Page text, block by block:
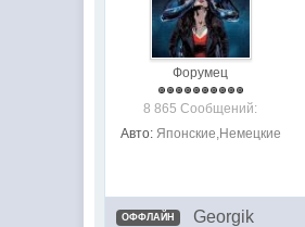
Форумец
8 865 Сообщений:
Авто: Японские,Немецкие
ОФФЛАЙН Georgik